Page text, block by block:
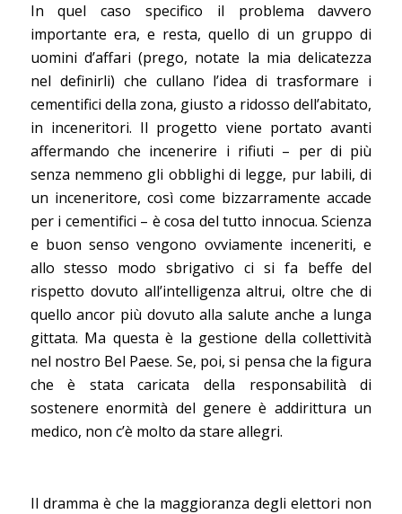
In quel caso specifico il problema davvero
importante era, e resta, quello di un gruppo di
uomini d’affari (prego, notate la mia delicatezza
nel definirli) che cullano l’idea di trasformare i
cementifici della zona, giusto a ridosso dell’abitato,
in inceneritori. Il progetto viene portato avanti
affermando che incenerire i rifiuti – per di più
senza nemmeno gli obblighi di legge, pur labili, di
un inceneritore, così come bizzarramente accade
per i cementifici – è cosa del tutto innocua. Scienza
e buon senso vengono ovviamente inceneriti, e
allo stesso modo sbrigativo ci si fa beffe del
rispetto dovuto all’intelligenza altrui, oltre che di
quello ancor più dovuto alla salute anche a lunga
gittata. Ma questa è la gestione della collettività
nel nostro Bel Paese. Se, poi, si pensa che la figura
che è stata caricata della responsabilità di
sostenere enormità del genere è addirittura un
medico, non c’è molto da stare allegri.
Il dramma è che la maggioranza degli elettori non